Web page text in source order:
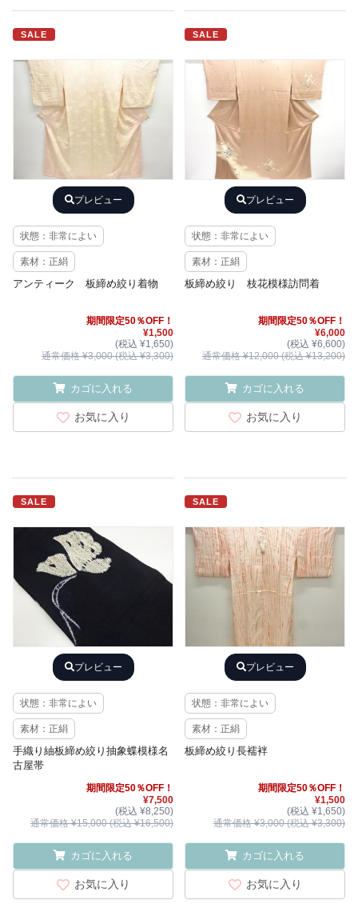
SALE
プレビュー
状態：非常によい
素材：正絹
アンティーク 板締め絞り着物
期間限定50％OFF！
¥1,500
(税込 ¥1,650)
通常価格 ¥3,000 (税込 ¥3,300)
カゴに入れる
お気に入り
SALE
プレビュー
状態：非常によい
素材：正絹
板締め絞り 枝花模様訪問着
期間限定50％OFF！
¥6,000
(税込 ¥6,600)
通常価格 ¥12,000 (税込 ¥13,200)
カゴに入れる
お気に入り
SALE
プレビュー
状態：非常によい
素材：正絹
手織り紬板締め絞り抽象蝶模様名
古屋帯
期間限定50％OFF！
¥7,500
(税込 ¥8,250)
通常価格 ¥15,000 (税込 ¥16,500)
カゴに入れる
お気に入り
SALE
プレビュー
状態：非常によい
素材：正絹
板締め絞り長襦袢
期間限定50％OFF！
¥1,500
(税込 ¥1,650)
通常価格 ¥3,000 (税込 ¥3,300)
カゴに入れる
お気に入り